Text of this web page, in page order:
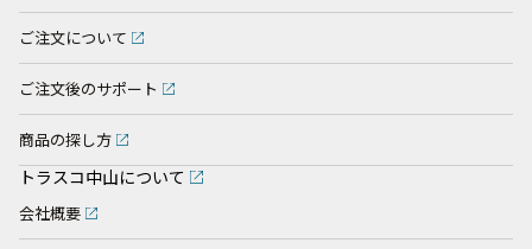
ご注文について
ご注文後のサポート
商品の探し方
トラスコ中山について
会社概要